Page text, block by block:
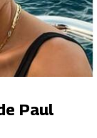
Paul